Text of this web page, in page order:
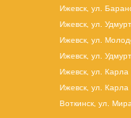
Ижевск, ул.
Ижевск, ул.
Ижевск, ул.
Ижевск, ул.
Ижевск, ул. Карла
Ижевск, ул. Карла
Воткинск, ул.